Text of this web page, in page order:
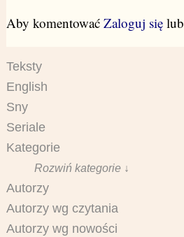
Aby komentować Zaloguj sięlub
Teksty
English
Sny
Seriale
Kategorie
Rozwiń kategorie ↓
Autorzy
Autorzy wg czytania
Autorzy wg nowości